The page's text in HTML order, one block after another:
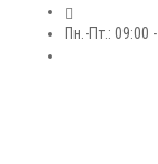
Пн.-Пт.: 09:00